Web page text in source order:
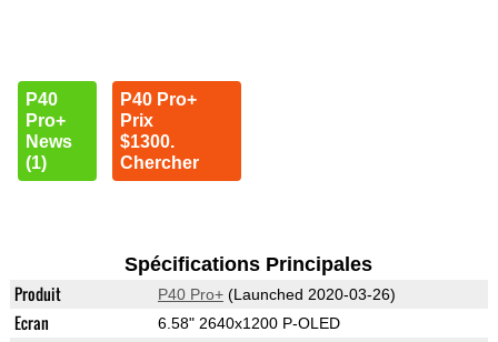
P40
Pro+
News
(1)
P40 Pro+
Prix
$1300.
Chercher
Spécifications Principales
Produit P40 Pro+(Launched 2020-03-26)
Ecran 6.58" 2640x1200 P-OLED